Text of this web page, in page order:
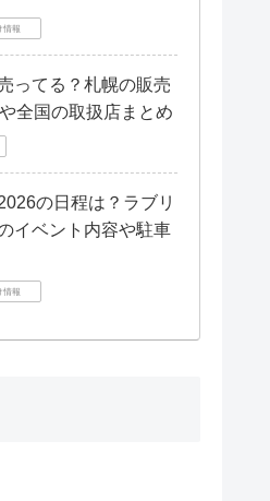
情報
ってる？札幌の販売
全国の取扱店まとめ
の日程は？ラブリ
イベント内容や駐車
情報